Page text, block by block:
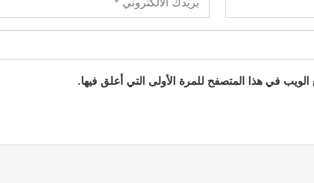
في هذا المتصفح للمرة الأولى التي أعلق فيها.